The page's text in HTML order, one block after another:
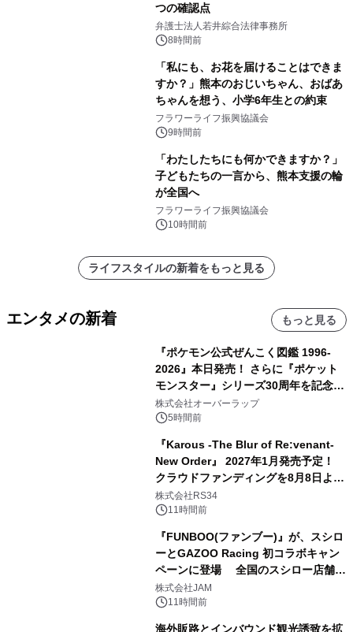
つの確認点
弁護士法人若井綜合法律事務所
8時間前
「私にも、お花を届けることはできま
すか？」熊本のおじいちゃん、おばあ
ちゃんを想う、小学6年生との約束
フラワーライフ振興協議会
9時間前
「わたしたちにも何かできますか？」
子どもたちの一言から、熊本支援の輪
が全国へ
フラワーライフ振興協議会
10時間前
ライフスタイルの新着をもっと見る
エンタメの新着 もっと見る
『ポケモン公式ぜんこく図鑑 1996-
2026』本日発売！ さらに『ポケット
モンスター』シリーズ30周年を記念し
た画集『ポケットモンスター ビジュア
ルアートブック』の発売決定！ 2026
株式会社オーバーラップ
5時間前
『Karous -The Blur of Re:venant-
New Order』 2027年1月発売予定！
クラウドファンディングを8月8日より
開始
株式会社RS34
11時間前
『FUNBOO(ファンブー)』が、スシロ
ーとGAZOO Racing 初コラボキャン
ペーンに登場 全国のスシロー店舗で
GR 4車種の FUNBOO(ミニカー)付き
メニューが展開されます
株式会社JAM
11時間前
海外販路とインバウンド観光誘致を拡